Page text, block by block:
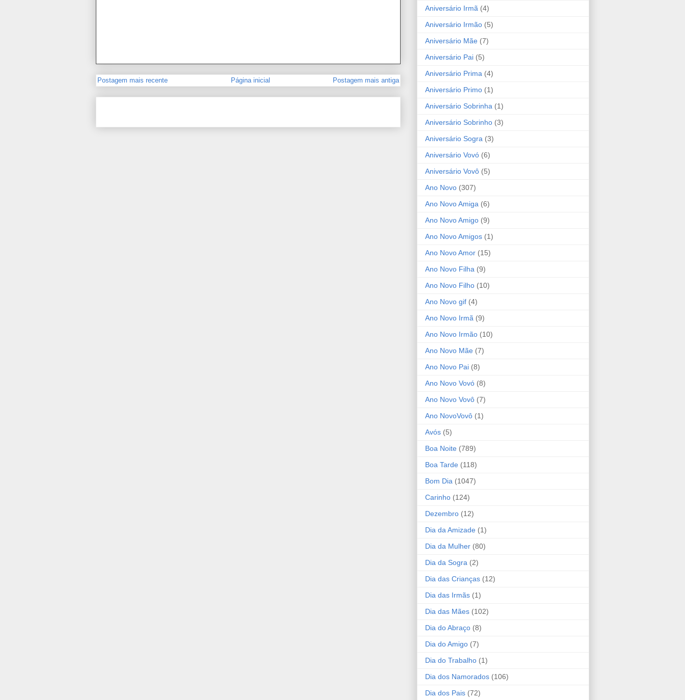
Postagem mais recente Postagem mais antiga
Página inicial
Aniversário Irmã (4)
Aniversário Irmão (5)
Aniversário Mãe (7)
Aniversário Pai (5)
Aniversário Prima (4)
Aniversário Primo (1)
Aniversário Sobrinha (1)
Aniversário Sobrinho (3)
Aniversário Sogra (3)
Aniversário Vovó (6)
Aniversário Vovô (5)
Ano Novo (307)
Ano Novo Amiga (6)
Ano Novo Amigo (9)
Ano Novo Amigos (1)
Ano Novo Amor (15)
Ano Novo Filha (9)
Ano Novo Filho (10)
Ano Novo gif (4)
Ano Novo Irmã (9)
Ano Novo Irmão (10)
Ano Novo Mãe (7)
Ano Novo Pai (8)
Ano Novo Vovó (8)
Ano Novo Vovô (7)
Ano NovoVovô (1)
Avós (5)
Boa Noite (789)
Boa Tarde (118)
Bom Dia (1047)
Carinho (124)
Dezembro (12)
Dia da Amizade (1)
Dia da Mulher (80)
Dia da Sogra (2)
Dia das Crianças (12)
Dia das Irmãs (1)
Dia das Mães (102)
Dia do Abraço (8)
Dia do Amigo (7)
Dia do Trabalho (1)
Dia dos Namorados (106)
Dia dos Pais (72)